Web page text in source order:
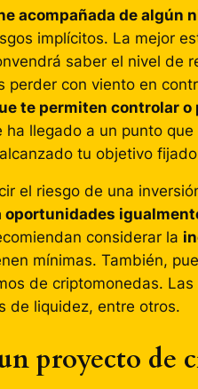
acompañada de algún
implícitos. La mejor
saber el nivel de
perder con viento en
te permiten controlar
ha llegado a un punto
tu objetivo
el riesgo de una
considerar la
mínimas. También,
de criptomonedas.
de liquidez, entre otros.
proyecto de